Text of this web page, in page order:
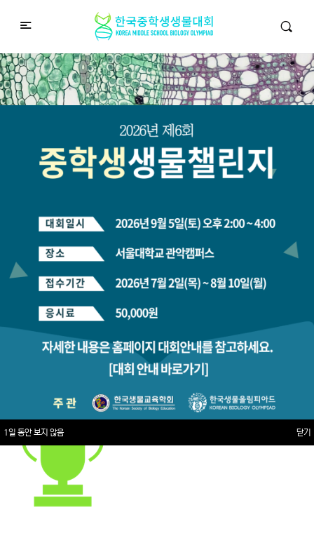
중학생생물챌린지
Middle School Korea Biology Olympiad
2026 대회 접수 안내
1일 동안 보지 않음 닫기